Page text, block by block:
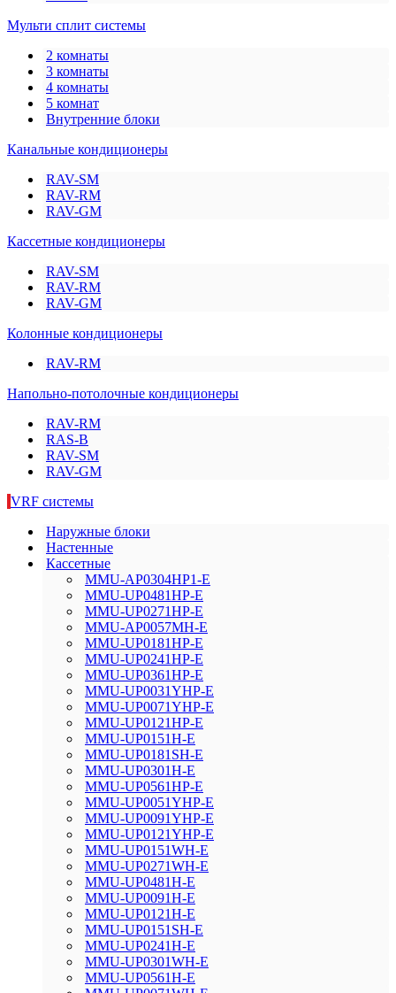
Мульти сплит системы
2 комнаты
3 комнаты
4 комнаты
5 комнат
Внутренние блоки
Канальные кондиционеры
RAV-SM
RAV-RM
RAV-GM
Кассетные кондиционеры
RAV-SM
RAV-RM
RAV-GM
Колонные кондиционеры
RAV-RM
Напольно-потолочные кондиционеры
RAV-RM
RAS-B
RAV-SM
RAV-GM
VRF системы
Наружные блоки
Настенные
Кассетные
MMU-AP0304HP1-E
MMU-UP0481HP-E
MMU-UP0271HP-E
MMU-AP0057MH-E
MMU-UP0181HP-E
MMU-UP0241HP-E
MMU-UP0361HP-E
MMU-UP0031YHP-E
MMU-UP0071YHP-E
MMU-UP0121HP-E
MMU-UP0151H-E
MMU-UP0181SH-E
MMU-UP0301H-E
MMU-UP0561HP-E
MMU-UP0051YHP-E
MMU-UP0091YHP-E
MMU-UP0121YHP-E
MMU-UP0151WH-E
MMU-UP0271WH-E
MMU-UP0481H-E
MMU-UP0091H-E
MMU-UP0121H-E
MMU-UP0151SH-E
MMU-UP0241H-E
MMU-UP0301WH-E
MMU-UP0561H-E